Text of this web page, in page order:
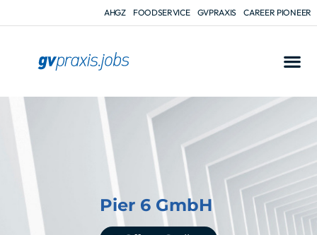
AHGZ FOODSERVICE GVPRAXIS CAREER PIONEER
Pier 6 GmbH